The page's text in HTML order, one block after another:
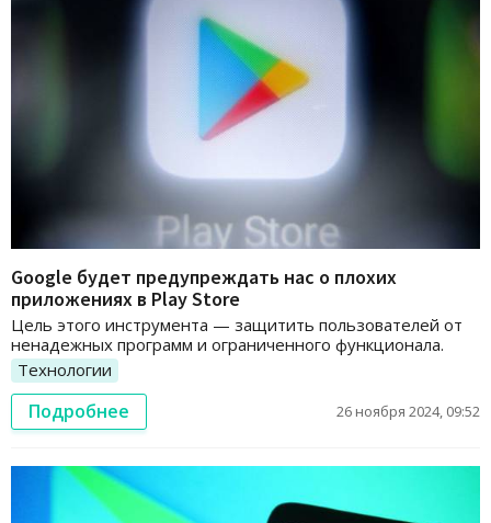
Google будет предупреждать нас о плохих
приложениях в Play Store
Цель этого инструмента — защитить пользователей от
ненадежных программ и ограниченного функционала.
Технологии
Подробнее 26 ноября 2024, 09:52